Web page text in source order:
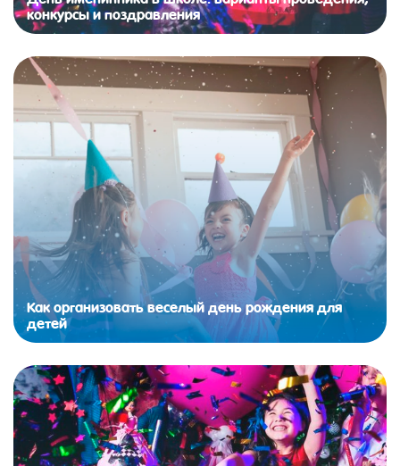
конкурсы и поздравления
Как организовать веселый день рождения для
детей